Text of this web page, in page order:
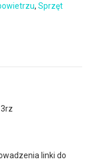
, Sprzęt
linki do